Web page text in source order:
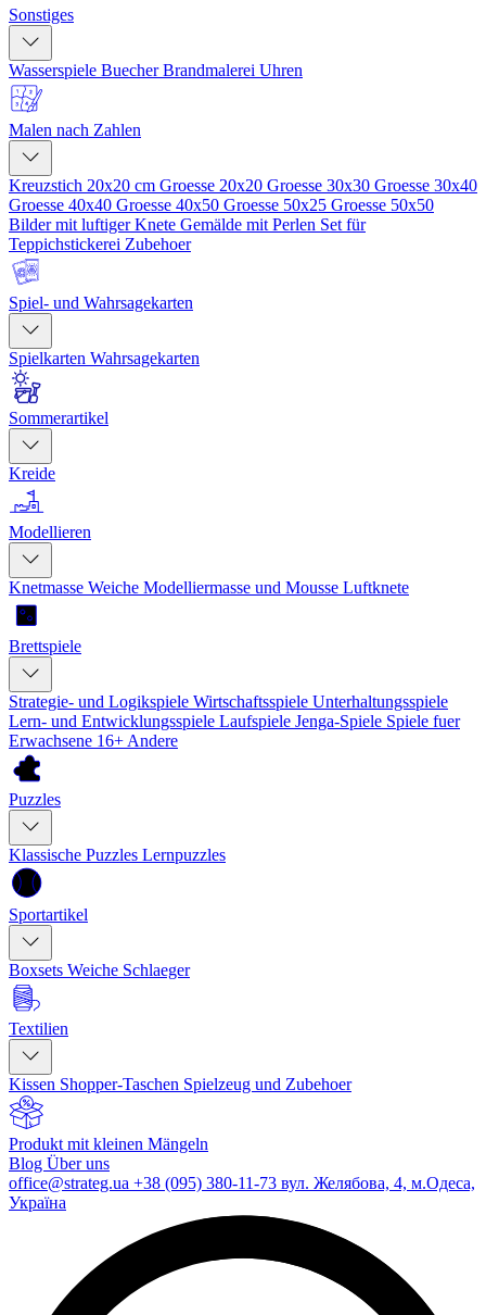
Sonstiges
Wasserspiele BuecherBrandmalerei Uhren
Malen nach Zahlen
Kreuzstich 20x20 cm Groesse 20x20 Groesse 30x30 Groesse 30x40
Groesse 40x40 Groesse 40x50 Groesse 50x25 Groesse 50x50
Bilder mit luftiger Knete Gemälde mit Perlen Set für
Teppichstickerei Zubehoer
Spiel- und Wahrsagekarten
Spielkarten Wahrsagekarten
Sommerartikel
Kreide
Modellieren
Knetmasse Weiche Modelliermasse und Mousse Luftknete
Brettspiele
Strategie- und Logikspiele Wirtschaftsspiele Unterhaltungsspiele
Lern- und Entwicklungsspiele Laufspiele Jenga-Spiele Spiele fuer
Erwachsene 16+ Andere
Puzzles
Klassische Puzzles Lernpuzzles
Sportartikel
Boxsets Weiche Schlaeger
Textilien
Kissen Shopper-Taschen Spielzeug und Zubehoer
Produkt mit kleinen Mängeln
Blog Über uns
office@strateg.ua +38 (095) 380-11-73 вул. Желябова, 4, м.Одеса,
Україна